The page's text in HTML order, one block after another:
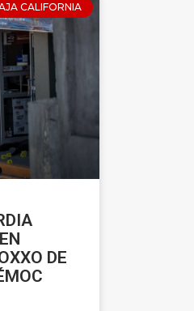
CALIFORNIA
DE